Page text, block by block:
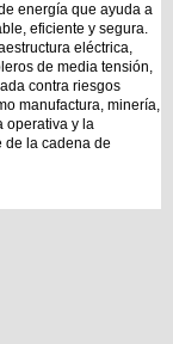
energía que ayuda a
eficiente y segura.
eléctrica,
de media tensión,
contra riesgos
manufactura, minería,
operativa y la
de la cadena de